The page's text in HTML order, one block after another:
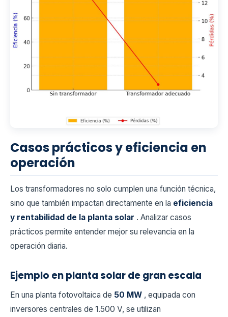
Casos prácticos y eficiencia en
operación
Los transformadores no solo cumplen una función técnica,
sino que también impactan directamente en la eficiencia
y rentabilidad de la planta solar . Analizar casos
prácticos permite entender mejor su relevancia en la
operación diaria.
Ejemplo en planta solar de gran escala
En una planta fotovoltaica de 50 MW , equipada con
inversores centrales de 1.500 V, se utilizan